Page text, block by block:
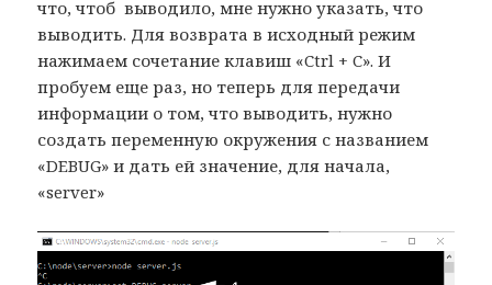
что, чтоб выводило, мне нужно указать, что
выводить. Для возврата в исходный режим
нажимаем сочетание клавиш «Ctrl + C». И
пробуем еще раз, но теперь для передачи
информации о том, что выводить, нужно
создать переменную окружения с названием
«DEBUG» и дать ей значение, для начала,
«server»